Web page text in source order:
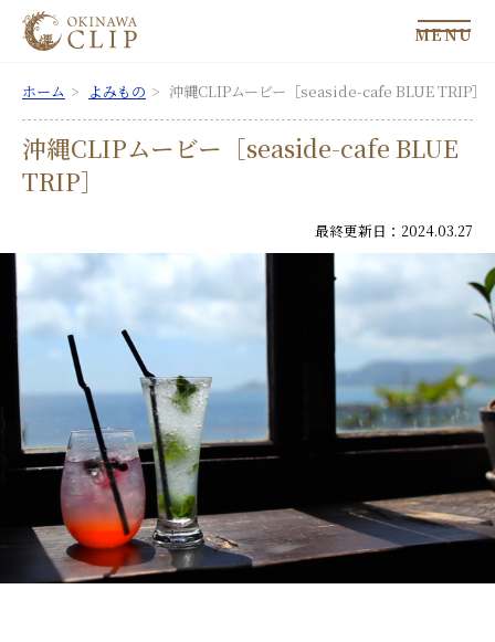
MENU
ホーム よみもの 沖縄CLIPムービー［seaside-cafe BLUE TRIP］
沖縄CLIPムービー［seaside-cafe BLUE
TRIP］
最終更新日：2024.03.27